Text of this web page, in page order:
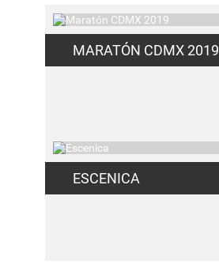
MARATÓN CDMX 2019
ESCENICA